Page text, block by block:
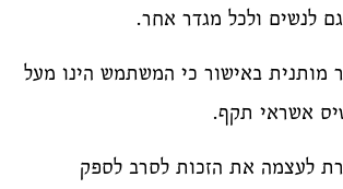
לנשים ולכל מגדר אחר.
מותנית באישור כי המשתמש הינו מעל
לעצמה את הזכות לסרב לספק